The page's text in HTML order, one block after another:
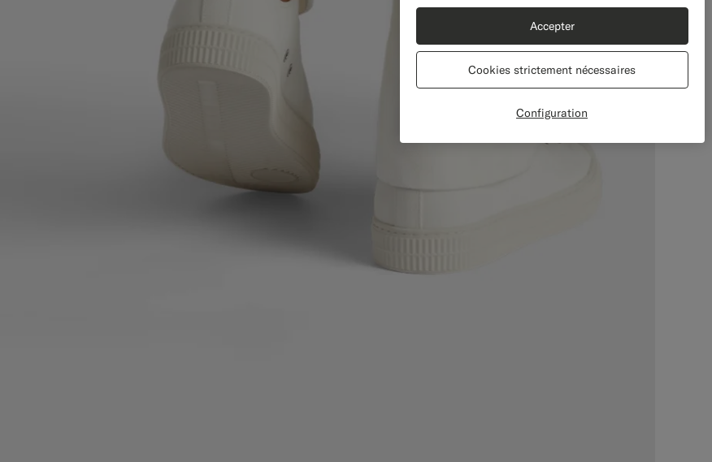
Configuration
Cookies strictement nécessaires
Accepter